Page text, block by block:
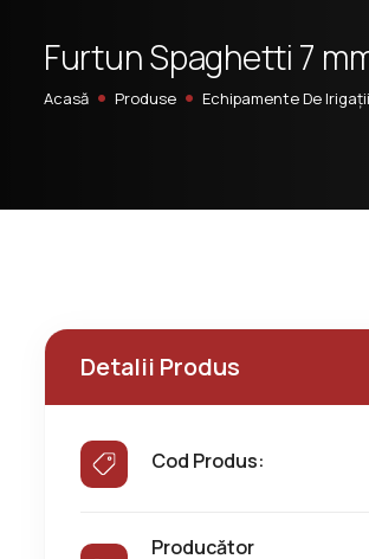
FurtunSpaghetti 7 m
Acasă Produse Echipamente De
Detalii Produs
Cod Produs:
Producător